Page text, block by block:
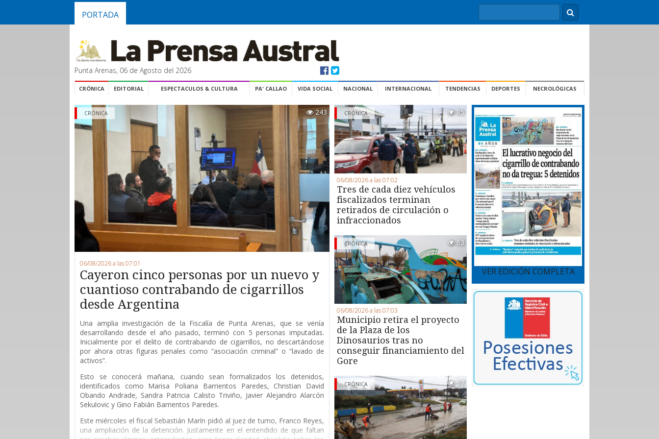
PORTADA
Punta Arenas, 06 de Agosto del 2026
CRÓNICA EDITORIAL ESPECTACULOS & CULTURA PA' CALLAO VIDA SOCIAL NACIONAL INTERNACIONAL TENDENCIAS DEPORTES NECROLÓGICAS
243
CRÓNICA
06/08/2026 a las 07:01
Cayeron cinco personas por un nuevo y
cuantioso contrabando de cigarrillos
desde Argentina
Una amplia investigación de la Fiscalía de Punta Arenas, que se venía
desarrollando desde el año pasado, terminó con 5 personas imputadas.
Inicialmente por el delito de contrabando de cigarrillos, no descartándose
por ahora otras figuras penales como “asociación criminal” o “lavado de
activos”.
Esto se conocerá mañana, cuando sean formalizados los detenidos,
identificados como Marisa Poliana Barrientos Paredes, Christian David
Obando Andrade, Sandra Patricia Calisto Triviño, Javier Alejandro Alarcón
Sekulovic y Gino Fabián Barrientos Paredes.
Este miércoles el fiscal Sebastián Marín pidió al juez de turno, Franco Reyes,
una ampliación de la detención. Justamente en el entendido de que faltan
CRÓNICA 85
06/08/2026 a las 07:02
Tres de cada diez vehículos
fiscalizados terminan
retirados de circulación o
infraccionados
CRÓNICA 63
06/08/2026 a las 07:03
Municipio retira el proyecto
de la Plaza de los
Dinosaurios tras no
conseguir financiamiento del
Gore
CRÓNICA 57
VER EDICIÓN COMPLETA